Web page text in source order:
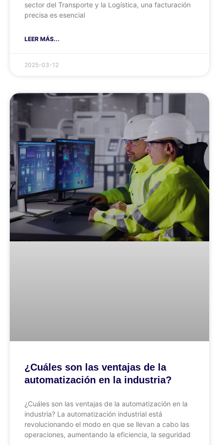
sector del Transporte y la Logística, una facturación
precisa es esencial
LEER MÁS...
2025-03-12
¿Cuáles son las ventajas de la
automatización en la industria?
¿Cuáles son las ventajas de la automatización en la
industria? La automatización industrial está
revolucionando el modo en que se llevan a cabo las
operaciones, aumentando la eficiencia, la seguridad